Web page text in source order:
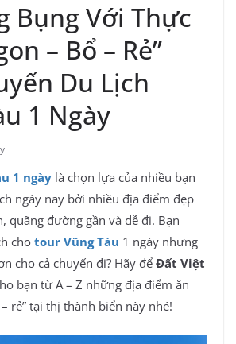
Bụng Với Thực
– Bổ – Rẻ”
Du Lịch
1 Ngày
1 ngày là chọn lựa của nhiều bạn
ngày nay bởi nhiều địa điểm đẹp
quãng đường gần và dễ đi. Bạn
cho tour Vũng Tàu 1 ngày nhưng
cho cả chuyến đi? Hãy để Đất Việt
bạn từ A – Z những địa điểm ăn
rẻ” tại thị thành biển này nhé!